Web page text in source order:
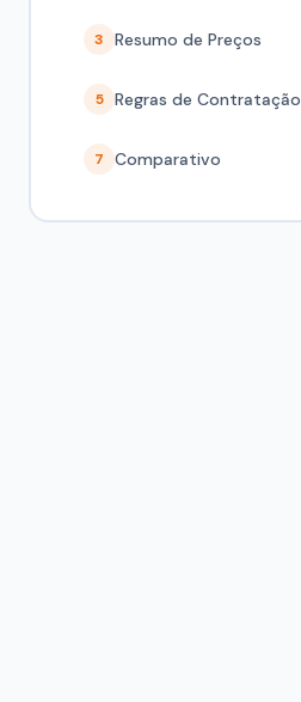
3 Resumo de Preços
5 Regras de Contratação
7 Comparativo